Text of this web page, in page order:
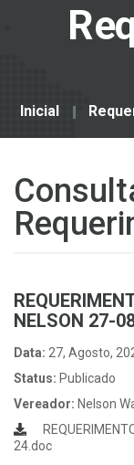
Inicial
NELSON 27-
Data: 27, Agosto,
Status: Publicado
Vereador: Nelson
24.doc